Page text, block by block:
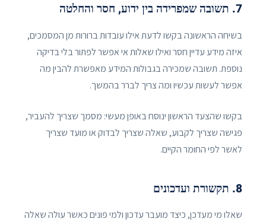
7. תשובה שמפרידה בין ידוע, חסר והחלטה
בשיחה הראשונה בקשו לדעת אילו עובדות ברורות מן המסמכים,
איזה מידע עדיין חסר ואילו שאלות אי אפשר לפתור בלי בדיקה
נוספת. תשובה שמכירה בגבולות המידע מאפשרת להבין מה
אפשר לעשות עכשיו ומה צריך לברר בהמשך.
בקשו שהצעד הראשון ינוסח באופן מעשי: מסמך שצריך להעביר,
פגישה שצריך לקבוע, שאלה שצריך לבדוק או מועד שצריך
לאשר לפי החומר הקיים.
8. תקשורת ועדכונים
שאלו מי מעדכן, כיצד מועבר עדכון ולמי פונים כאשר עולה שאלה